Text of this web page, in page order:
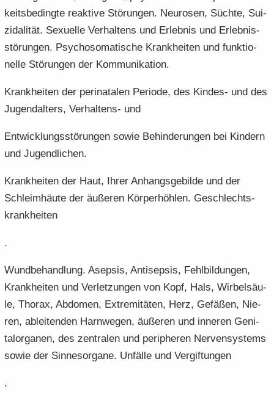
keits­be­ding­te re­ak­ti­ve Stö­run­gen. Neu­ro­sen, Süch­te, Sui­
zi­da­li­tät. Se­xu­el­le Ver­hal­tens und Er­leb­nis und Er­leb­nis­
stö­run­gen. Psy­cho­so­ma­ti­sche Krank­hei­ten und funk­tio­
nel­le Stö­run­gen der Kom­mu­ni­ka­ti­on.
Krank­hei­ten der pe­ri­na­ta­len Pe­ri­ode, des Kindes-​ und des
Ju­gend­al­ters, Verhaltens-​ und
Ent­wick­lungs­stö­run­gen sowie Be­hin­de­run­gen bei Kin­dern
und Ju­gend­li­chen.
Krank­hei­ten der Haut, Ihrer An­hangs­ge­bil­de und der
Schleim­häu­te der äu­ße­ren Kör­per­höh­len. Ge­schlechts­
krank­hei­ten
.
Wund­be­hand­lung. Asep­sis, An­ti­sep­sis, Fehl­bil­dun­gen,
Krank­hei­ten und Ver­let­zun­gen von Kopf, Hals, Wir­bel­säu­
le, Tho­rax, Ab­do­men, Ex­tre­mi­tä­ten, Herz, Ge­fä­ßen, Nie­
ren, ab­lei­ten­den Harn­we­gen, äu­ße­ren und in­ne­ren Ge­ni­
tal­or­ga­nen, des zen­tra­len und pe­ri­phe­ren Ner­ven­sys­tems
sowie der Sin­nes­or­ga­ne. Un­fäl­le und Ver­gif­tun­gen
.